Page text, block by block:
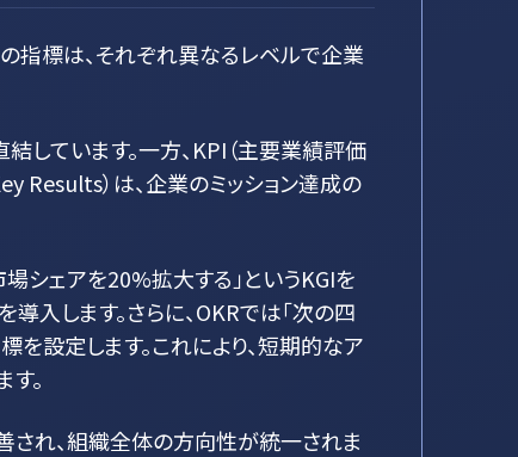
指標は、それぞれ異なるレベルで企業
しています。一方、KPI（主要業績評価
Results）は、企業のミッション達成の
シェアを20%拡大する」というKGIを
入します。さらに、OKRでは「次の四
設定します。これにより、短期的なア
。
され、組織全体の方向性が統一されま